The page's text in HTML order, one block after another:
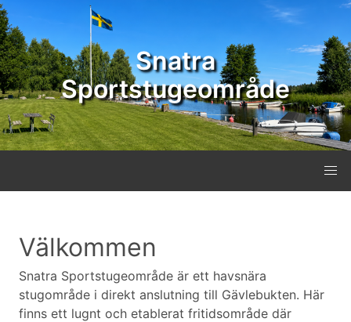
Snatra
Sportstugeområde
Välkommen
Snatra Sportstugeområde är ett havsnära
stugområde i direkt anslutning till Gävlebukten. Här
finns ett lugnt och etablerat fritidsområde där